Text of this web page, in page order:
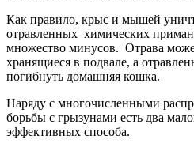
Как правило, крыс и мышей
отравленных химических
множество минусов. Отрава
хранящиеся в подвале, а
погибнуть домашняя кошка.
Наряду с многочисленными
борьбы с грызунами есть два
эффективных способа.